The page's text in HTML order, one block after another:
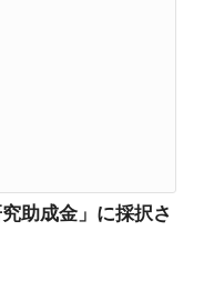
助成金」に採択さ